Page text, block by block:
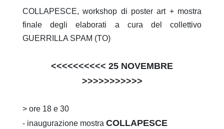
COLLAPESCE, workshop di poster art + mostra
finale degli elaborati a cura del collettivo
GUERRILLA SPAM (TO)
<<<<<<<<<< 25 NOVEMBRE
>>>>>>>>>>>
> ore 18 e 30
- inaugurazione mostra COLLAPESCE